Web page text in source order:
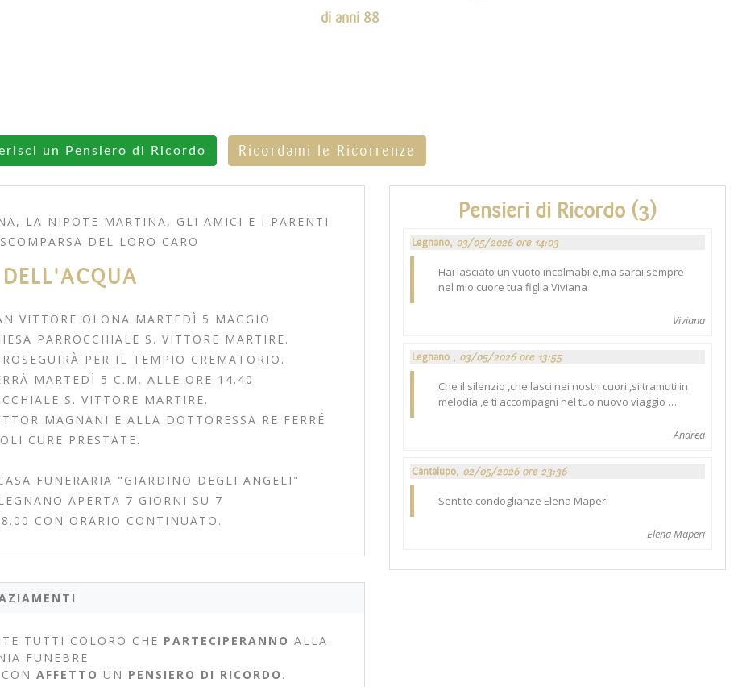
di anni 88
un Pensiero di Ricordo Ricordami le Ricorrenze
LA NIPOTE MARTINA, GLI AMICI E I PARENTI
DEL LORO CARO
DELL'ACQUA
VITTORE OLONA MARTEDÌ 5 MAGGIO
PARROCCHIALE S. VITTORE MARTIRE.
PER IL TEMPIO CREMATORIO.
MARTEDÌ 5 C.M. ALLE ORE 14.40
S. VITTORE MARTIRE.
MAGNANI E ALLA DOTTORESSA RE FERRÉ
CURE PRESTATE.
FUNERARIA "GIARDINO DEGLI ANGELI"
APERTA 7 GIORNI SU 7
CON ORARIO CONTINUATO.
TUTTI COLORO CHE PARTECIPERANNO ALLA
FUNEBRE
CON AFFETTO UN PENSIERO DI RICORDO .
Pensieri di Ricordo (3)
Legnano, 03/05/2026 ore 14:03
Hai lasciato un vuoto incolmabile,ma sarai sempre
nel mio cuore tua figlia Viviana
Viviana
Legnano , 03/05/2026 ore 13:55
Che il silenzio ,che lasci nei nostri cuori ,si tramuti in
melodia ,e ti accompagni nel tuo nuovo viaggio …
Andrea
Cantalupo, 02/05/2026 ore 23:36
Sentite condoglianze Elena Maperi
Elena Maperi